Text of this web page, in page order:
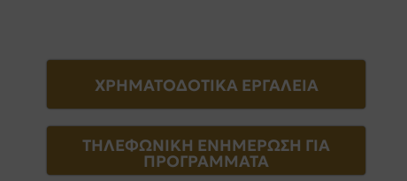
ΧΡΗΜΑΤΟΔΟΤΙΚΑ ΕΡΓΑΛΕΙΑ
ΤΗΛΕΦΩΝΙΚΗ ΕΝΗΜΕΡΩΣΗ ΓΙΑ
ΠΡΟΓΡΑΜΜΑΤΑ